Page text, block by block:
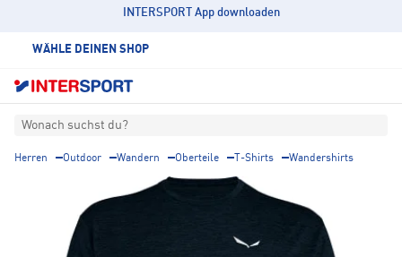
INTERSPORT App downloaden
WÄHLE DEINEN SHOP
Wonach suchst du?
Herren Outdoor Wandern Oberteile T-Shirts Wandershirts